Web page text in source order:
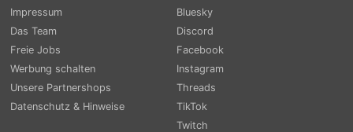
Impressum
Das Team
Freie Jobs
Werbung schalten
Unsere Partnershops
Datenschutz & Hinweise
Bluesky
Discord
Facebook
Instagram
Threads
TikTok
Twitch